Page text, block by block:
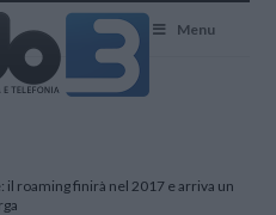
Menu
il roaming finirà nel 2017 e arriva un